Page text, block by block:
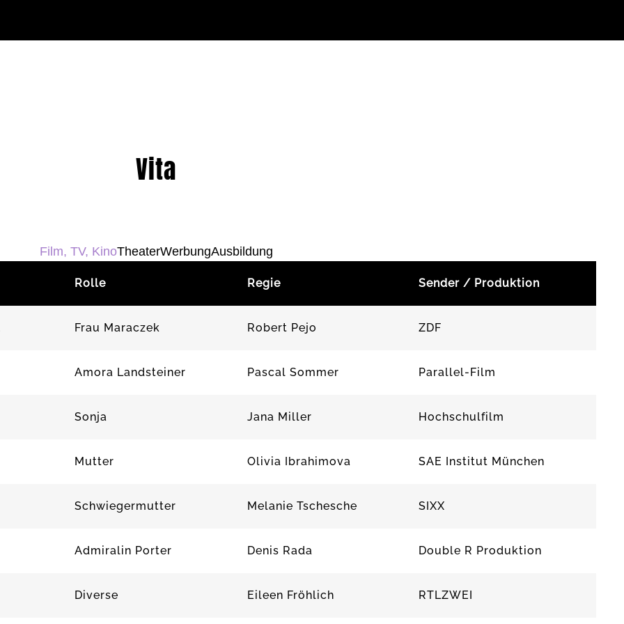
Vita
Film, TV, KinoTheaterWerbungAusbildung
Rolle Regie Sender / Produktion
Frau Maraczek Robert Pejo ZDF
Amora Landsteiner Pascal Sommer Parallel-Film
Sonja Jana Miller Hochschulfilm
Mutter Olivia Ibrahimova SAE Institut München
Schwiegermutter Melanie Tschesche SIXX
Admiralin Porter Denis Rada Double R Produktion
Diverse Eileen Fröhlich RTLZWEI